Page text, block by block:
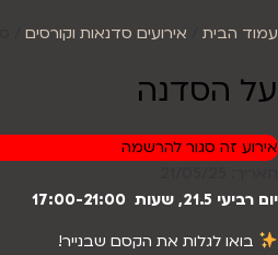
עמוד הבית אירועים סדנאות וקורסים
על הסדנה
אירוע זה סגור להרשמה
יום רביעי 21.5, שעות 17:00-21:00
בואו לגלות את הקסם שבנייר!